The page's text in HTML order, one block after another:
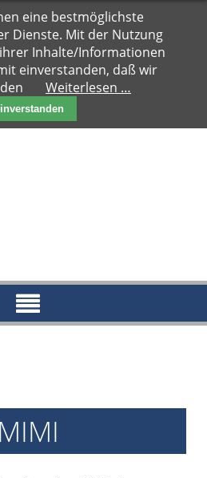
MIMI
eine bestmöglichste
Dienste. Mit der Nutzung
Inhalte/Informationen
einverstanden, daß wir
Weiterlesen …